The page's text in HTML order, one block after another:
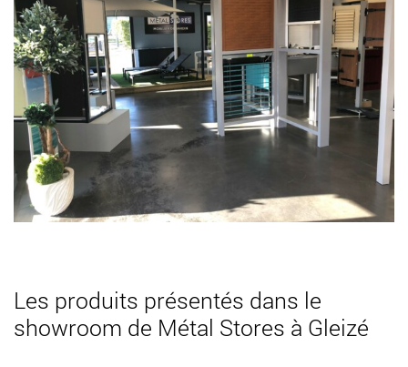
Les produits présentés dans le
showroom de Métal Stores à Gleizé